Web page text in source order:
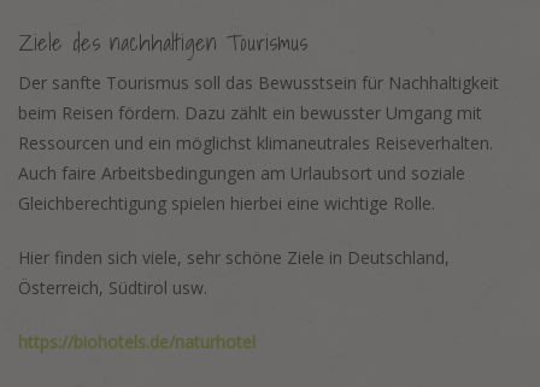
Ziele des nachhaltigen Tourismus
Der sanfte Tourismus soll das Bewusstsein für Nachhaltigkeit
beim Reisen fördern. Dazu zählt ein bewusster Umgang mit
Ressourcen und ein möglichst klimaneutrales Reiseverhalten.
Auch faire Arbeitsbedingungen am Urlaubsort und soziale
Gleichberechtigung spielen hierbei eine wichtige Rolle.
Hier finden sich viele, sehr schöne Ziele in Deutschland,
Österreich, Südtirol usw.
https://biohotels.de/naturhotel